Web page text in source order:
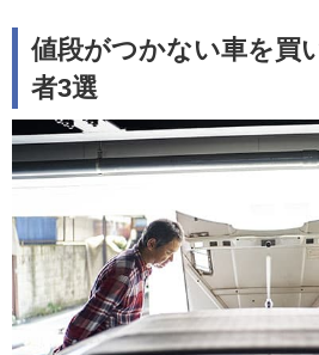
値段がつかない車を買
者3選